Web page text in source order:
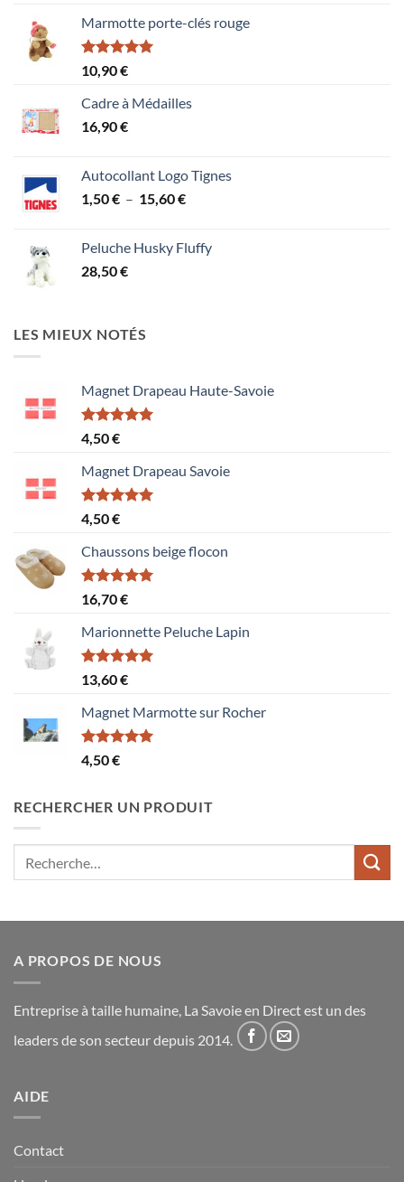
5Marmotte porte-clés rouge
Note5.00
sur 5
10,90€
Cadre à Médailles
16,90€
Autocollant Logo Tignes
1,50€ – 15,60€Plage
1,50 €
Peluche Husky Fluffy
28,50€
LES MIEUX NOTÉS
Magnet Drapeau Haute-Savoie
Note5.00
sur 5
4,50€
Magnet Drapeau Savoie
Note5.00
sur 5
4,50€
Chaussons beige flocon
Note5.00
sur 5
16,70€
Marionnette Peluche Lapin
Note5.00
sur 5
13,60€
Magnet Marmotte sur Rocher
Note5.00
sur 5
4,50€
RECHERCHER UN PRODUIT
A PROPOS DE NOUS
Entreprise à taille humaine, La Savoie en Direct est un des
leaders de son secteur depuis 2014.
AIDE
Contact